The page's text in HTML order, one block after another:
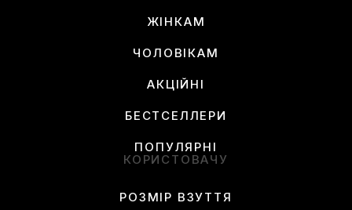
ЖІНКАМ
ЧОЛОВІКАМ
АКЦІЙНІ
БЕСТСЕЛЛЕРИ
ПОПУЛЯРНІ
КОРИСТОВАЧУ
РОЗМІР ВЗУТТЯ